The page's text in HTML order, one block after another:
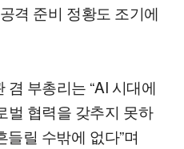
격 준비 정황도 조기에
부총리는 “AI 시대에
벌 협력을 갖추지 못하
릴 수밖에 없다”며